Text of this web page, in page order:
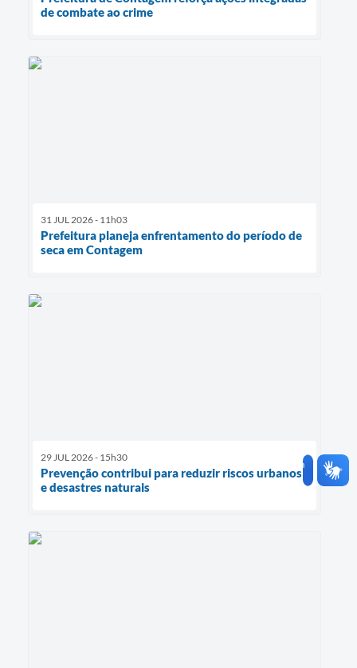
de combate ao crime
31 JUL 2026 - 11h03
Prefeitura planeja enfrentamento do período de
seca em Contagem
29 JUL 2026 - 15h30
Prevenção contribui para reduzir riscos urbanos
e desastres naturais